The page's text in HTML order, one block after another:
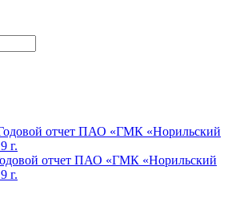
отчет ПАО «ГМК «Норильский
г.
отчет ПАО «ГМК «Норильский
г.